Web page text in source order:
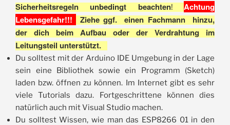
Sicherheitsregeln unbedingt beachten!Achtung
Lebensgefahr!!!
Ziehe ggf. einen Fachmann hinzu,
der dich beim Aufbau oder der Verdrahtung im
Leitungsteil unterstützt.
Du solltest mit der Arduino IDE Umgebung in der Lage
sein eine Bibliothek sowie ein Programm (Sketch)
laden bzw. öffnen zu können. Im Internet gibt es sehr
viele Tutorials dazu. Fortgeschrittene können dies
natürlich auch mit Visual Studio machen.
Du solltest Wissen, wie man das ESP8266 01 in den